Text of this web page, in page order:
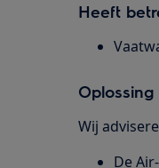
Heeft
Oplossing
Wij
De